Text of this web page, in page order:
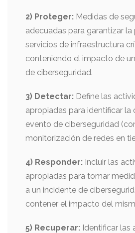
2) Proteger: Medidas de
adecuadas para garantizar
servicios de infraestructura
conteniendo el impacto de
de ciberseguridad.
3) Detectar: Define las
apropiadas para identificar la
evento de ciberseguridad
monitorización de redes en
4) Responder: Incluir las
apropiadas para tomar
a un incidente de
contener el impacto del
5) Recuperar: Identificar las